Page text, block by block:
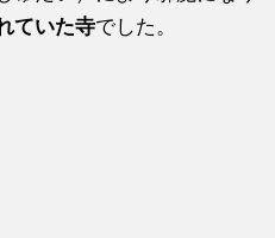
ていた寺でした。